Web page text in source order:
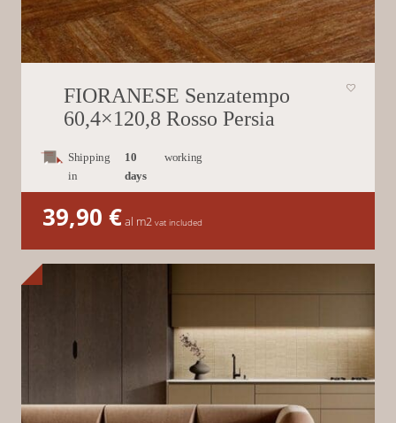
FIORANESE Senzatempo
60,4×120,8 Rosso Persia
Shipping
in
10
days
working
39,90 €al m2 vat included